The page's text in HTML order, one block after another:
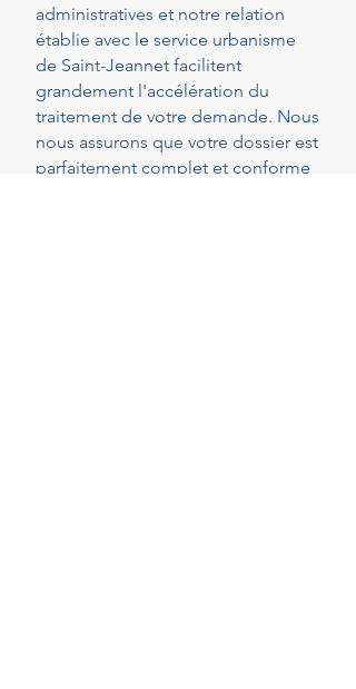
administratives et notre relation
établie avec le service urbanisme
de Saint-Jeannet facilitent
grandement l'accélération du
traitement de votre demande. Nous
nous assurons que votre dossier est
parfaitement complet et conforme